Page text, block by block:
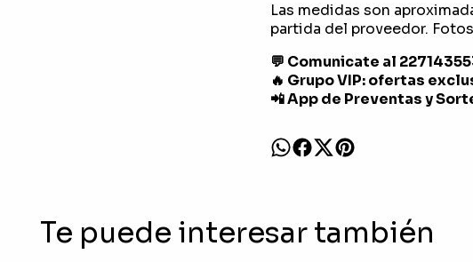
Las medidas son
partida del proveedor.
💬 Comunicate al
🔥 Grupo VIP: ofertas
📲 App de Preventas y
Te puede interesar también